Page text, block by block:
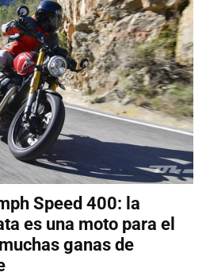
Speed 400: la
es una moto para el
ganas de